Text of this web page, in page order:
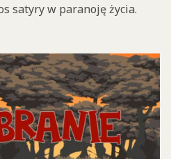
satyry w paranoję życia.